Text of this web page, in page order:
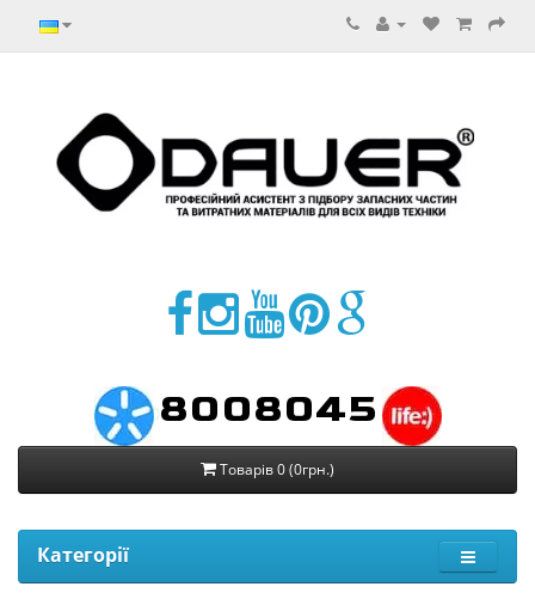
8008045
Товарів 0 (0грн.)
Категорії